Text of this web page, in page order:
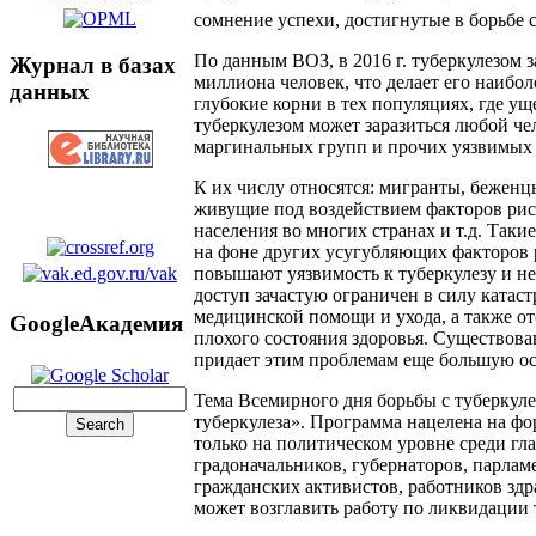
Журнал в базах
данных
GoogleАкадемия
сомнение успехи, достигнутые в борьбе
По данным ВОЗ, в 2016 г. туберкулезом
миллиона человек, что делает его
глубокие корни в тех популяциях, где
туберкулезом может заразиться любой
маргинальных групп и прочих уязвимых
К их числу относятся: мигранты,
живущие под воздействием факторов
населения во многих странах и т.д.
на фоне других усугубляющих факторов
повышают уязвимость к туберкулезу и
доступ зачастую ограничен в силу
медицинской помощи и ухода, а также
плохого состояния здоровья.
придает этим проблемам еще большую
Тема Всемирного дня борьбы с
туберкулеза». Программа нацелена на
только на политическом уровне среди
градоначальников, губернаторов,
гражданских активистов, работников
может возглавить работу по ликвидации